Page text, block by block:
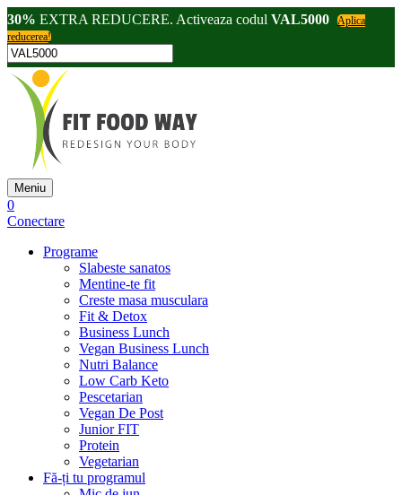
30% EXTRA REDUCERE. Activeaza codul VAL5000
Aplica
reducerea!
Meniu
0
Conectare
Programe
Slabeste sanatos
Mentine-te fit
Creste masa musculara
Fit & Detox
Business Lunch
Vegan Business Lunch
Nutri Balance
Low Carb Keto
Pescetarian
Vegan De Post
Junior FIT
Protein
Vegetarian
Fă-ți tu programul